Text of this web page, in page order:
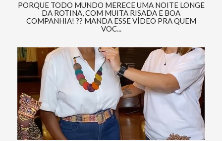
PORQUE TODO MUNDO MERECE UMA NOITE LONGE
DA ROTINA, COM MUITA RISADA E BOA
COMPANHIA! ?? MANDA ESSE VÍDEO PRA QUEM
VOC...